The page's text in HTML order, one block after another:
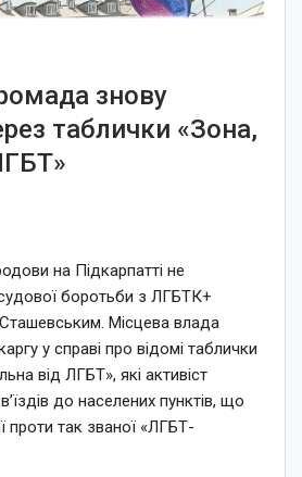
знову
таблички «Зона,
на Підкарпатті не
боротьби з ЛГБТК+
Місцева влада
у справі про відомі таблички
від ЛГБТ», які активіст
до населених пунктів, що
проти так званої «ЛГБТ-